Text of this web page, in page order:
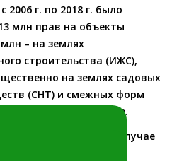
г. по 2018 г. было
млн прав на объекты
– на землях
строительства (ИЖС),
на землях садовых
(СНТ) и смежных форм
подведены позднее.
частные дома в случае
Росреестре будут